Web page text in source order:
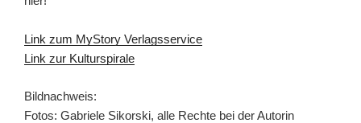
Link zum MyStory Verlagsservice
Link zur Kulturspirale
Bildnachweis:
Fotos: Gabriele Sikorski, alle Rechte bei der Autorin